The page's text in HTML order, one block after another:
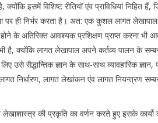
इसमें विशिष्ट रीतियॉ एंव प्राविधियां निहित हैं,
पर ही निर्भर करता है। अत: एक कुशल लागत
होने के अतिरिक्त आवश्यक प्रशिक्षण प्राप्त करना भी
है, क्योंकि लागत लेखापाल अपने कर्तव्य पालन के
उसे सैद्धान्तिक ज्ञान के साथ-साथ व्यावहारिक ज्ञान,
निर्धारण, लागत लेखांकन एंव लागत नियन्त्रण
की प्रकृति का वर्णन करते हुए इसके कार्यो